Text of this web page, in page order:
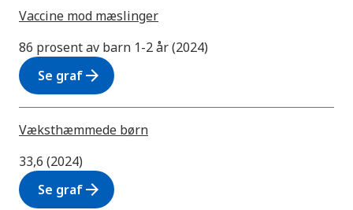
Vaccine mod mæslinger
86 prosent av barn 1-2 år (2024)
Se grafarrow_forward
Væksthæmmede børn
33,6 (2024)
Se grafarrow_forward